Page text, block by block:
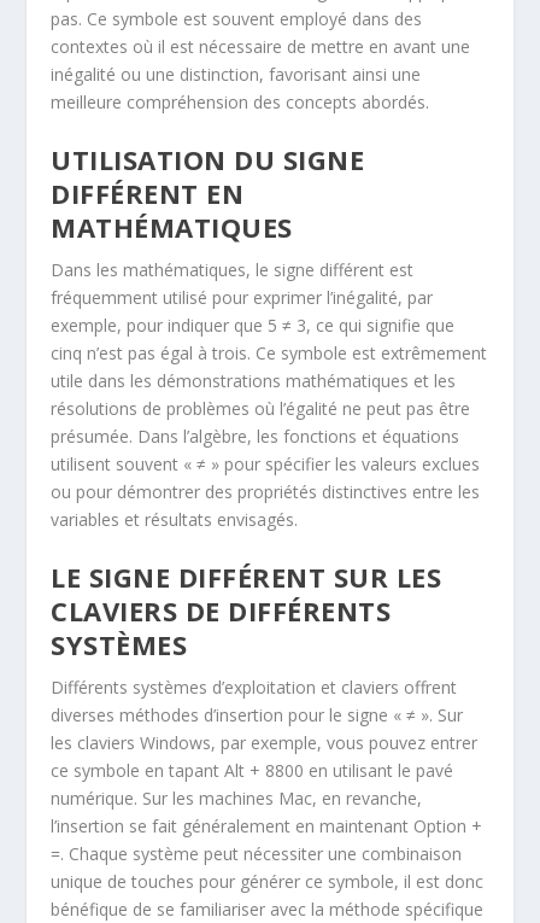
pas. Ce symbole est souvent employé dans des
contextes où il est nécessaire de mettre en avant une
inégalité ou une distinction, favorisant ainsi une
meilleure compréhension des concepts abordés.
UTILISATION DU SIGNE
DIFFÉRENT EN
MATHÉMATIQUES
Dans les mathématiques, le signe différent est
fréquemment utilisé pour exprimer l’inégalité, par
exemple, pour indiquer que 5 ≠ 3, ce qui signifie que
cinq n’est pas égal à trois. Ce symbole est extrêmement
utile dans les démonstrations mathématiques et les
résolutions de problèmes où l’égalité ne peut pas être
présumée. Dans l’algèbre, les fonctions et équations
utilisent souvent « ≠ » pour spécifier les valeurs exclues
ou pour démontrer des propriétés distinctives entre les
variables et résultats envisagés.
LE SIGNE DIFFÉRENT SUR LES
CLAVIERS DE DIFFÉRENTS
SYSTÈMES
Différents systèmes d’exploitation et claviers offrent
diverses méthodes d’insertion pour le signe « ≠ ». Sur
les claviers Windows, par exemple, vous pouvez entrer
ce symbole en tapantAlt + 8800 en utilisant le pavé
numérique. Sur les machines Mac, en revanche,
l’insertion se fait généralement en maintenant Option +
=. Chaque système peut nécessiter une combinaison
unique de touches pour générer ce symbole, il est donc
bénéfique de se familiariser avec la méthode spécifique